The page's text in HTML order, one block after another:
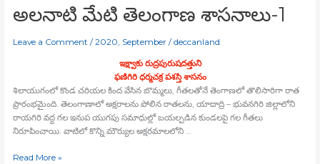
అలనాటి మేటి తెలంగాణ శాసనాలు-1
Leave a Comment /2020, September /deccanland
ఇక్ష్వాకు రుద్రపురుషదత్తుని
ఫణిగిరి ధర్మచక్ర పశస్తి శాసనం
శిలాయుగంలో కొండ చరియల కింద వేసిన బొమ్మలు, గీతలతోనే తెంగాణలో తొలిసారిగా రాత
ప్రారంభమైంది. తెలంగాణాలో అక్షరాలను పోలిన రాతలను, యాదాద్రి – భువనగిరి జిల్లాలోని
రాయగిరి వద్ద గల ఇనుప యుగపు సమాధుల్లో బయల్పడిన కుండలపై గల గీతలు
నిరూపించాయి. వాటిలో కొన్ని మౌర్యుల అక్షరమాలలోని …
Read More »